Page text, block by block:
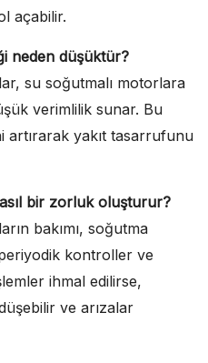
açabilir.
neden düşüktür?
su soğutmalı motorlara
verimlilik sunar. Bu
artırarak yakıt tasarrufunu
bir zorluk oluşturur?
bakımı, soğutma
kontroller ve
ihmal edilirse,
ve arızalar